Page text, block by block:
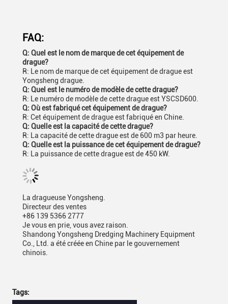
FAQ:
Q: Quel est le nom de marque de cet équipement de
drague?
R: Le nom de marque de cet équipement de drague est
Yongsheng drague.
Q: Quel est le numéro de modèle de cette drague?
R: Le numéro de modèle de cette drague est YSCSD600.
Q: Où est fabriqué cet équipement de drague?
R: Cet équipement de drague est fabriqué en Chine.
Q: Quelle est la capacité de cette drague?
R: La capacité de cette drague est de 600 m3 par heure.
Q: Quelle est la puissance de cet équipement de drague?
R: La puissance de cette drague est de 450 kW.
La dragueuse Yongsheng.
Directeur des ventes
+86 139 5366 2777
Je vous en prie, vous avez raison.
Shandong Yongsheng Dredging Machinery Equipment
Co., Ltd. a été créée en Chine par le gouvernement
chinois.
Tags: